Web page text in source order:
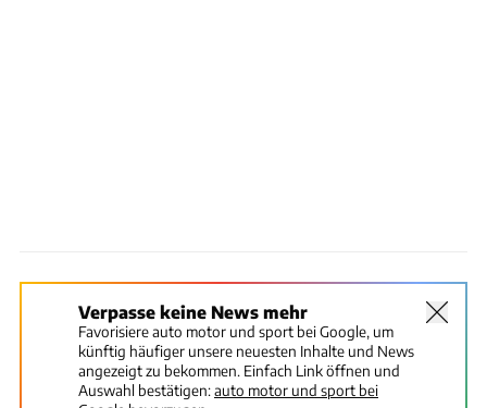
Verpasse keine News mehr
Favorisiere auto motor und sport bei Google, um
künftig häufiger unsere neuesten Inhalte und News
angezeigt zu bekommen. Einfach Link öffnen und
Auswahl bestätigen:auto motor und sport bei